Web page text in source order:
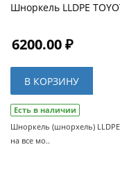
Шноркель LLDPE
6200.00 ₽
В КОРЗИНУ
Есть в наличии
Шноркель (шнорхель) LLDPE
на все мо..